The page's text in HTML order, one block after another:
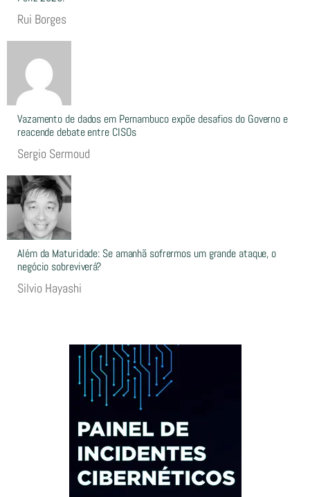
Rui Borges
Vazamento de dados em Pernambuco expõe desafios do Governo e
reacende debate entre CISOs
Sergio Sermoud
Além da Maturidade: Se amanhã sofrermos um grande ataque, o
negócio sobreviverá?
Silvio Hayashi